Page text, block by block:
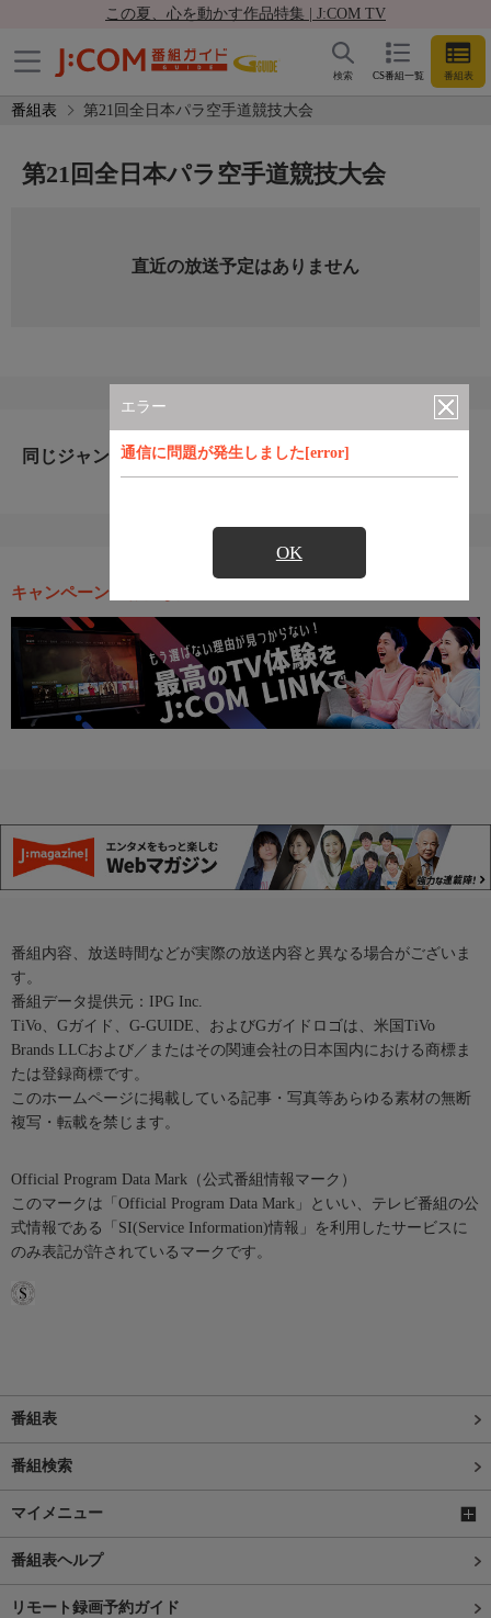
この夏、心を動かす作品特集 | J:COM TV
CS番組一覧 番組表
検索
番組表 第21回全日本パラ空手道競技大会
エラー
通信に問題が発生しました[error]
OK
第21回全日本パラ空手道競技大会
直近の放送予定はありません
同じジャンルのおすすめ番組
キャンペーン・お得な情報
番組内容、放送時間などが実際の放送内容と異なる場合がございま
す。
番組データ提供元：IPG Inc.
TiVo、Gガイド、G-GUIDE、およびGガイドロゴは、米国TiVo
Brands LLCおよび／またはその関連会社の日本国内における商標ま
たは登録商標です。
このホームページに掲載している記事・写真等あらゆる素材の無断
複写・転載を禁じます。
Official Program Data Mark（公式番組情報マーク）
このマークは「Official Program Data Mark」といい、テレビ番組の公
式情報である「SI(Service Information)情報」を利用したサービスに
のみ表記が許されているマークです。
番組表
番組検索
マイメニュー
番組表ヘルプ
リモート録画予約ガイド